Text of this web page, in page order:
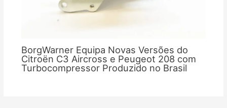
BorgWarner Equipa Novas Versões do
Citroën C3 Aircross e Peugeot 208 com
Turbocompressor Produzido no Brasil